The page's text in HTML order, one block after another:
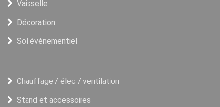
Vaisselle
Décoration
Sol événementiel
Chauffage / élec / ventilation
Stand et accessoires